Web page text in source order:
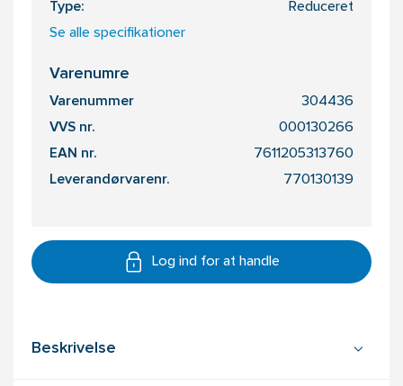
Type: Reduceret
Se alle specifikationer
Varenumre
Varenummer 304436
VVS nr. 000130266
EAN nr. 7611205313760
Leverandørvarenr. 770130139
Log ind for at handle
Beskrivelse